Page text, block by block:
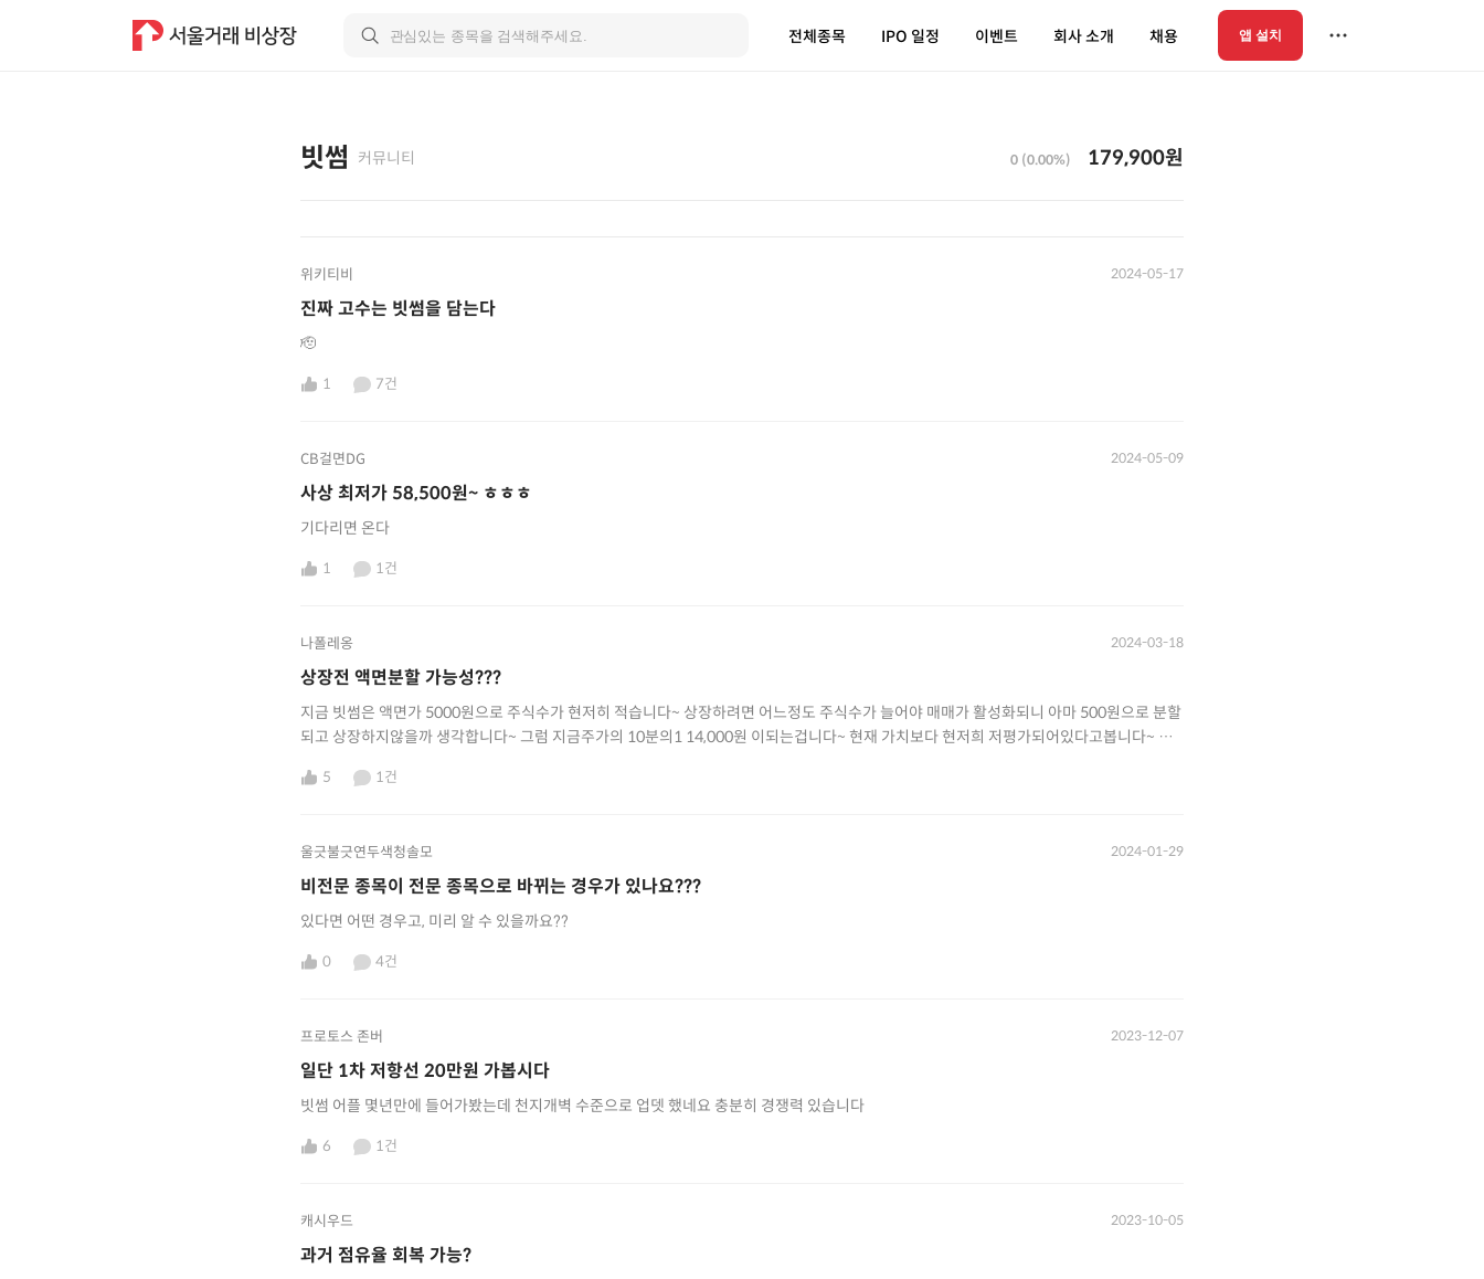
전체종목 IPO 일정 이벤트 회사 소개 채용 앱 설치
빗썸 커뮤니티 0 (0.00%) 179,900원
위키티비 2024-05-17
진짜 고수는 빗썸을 담는다
🫡
1 7건
CB걸면DG 2024-05-09
사상 최저가 58,500원~ ㅎㅎㅎ
기다리면 온다
1 1건
나폴레옹 2024-03-18
상장전 액면분할 가능성???
지금 빗썸은 액면가 5000원으로 주식수가 현저히 적습니다~ 상장하려면 어느정도 주식수가 늘어야 매매가 활성화되니 아마 500원으로 분할
되고 상장하지않을까 생각합니다~ 그럼 지금주가의 10분의1 14,000원 이되는겁니다~ 현재 가치보다 현저희 저평가되어있다고봅니다~ 만
금주가는 가치대비 현저희 낮다는데는 다들 공감하는데 손이 안나가죠~~ 투자는 본인몫이니까요~ 크레프톤처럼, 에코프로처럼 주식분할 기
5 1건
울긋불긋연두색청솔모 2024-01-29
비전문 종목이 전문 종목으로 바뀌는 경우가 있나요???
있다면 어떤 경우고, 미리 알 수 있을까요??
0 4건
프로토스 존버 2023-12-07
일단 1차 저항선 20만원 가봅시다
빗썸 어플 몇년만에 들어가봤는데 천지개벽 수준으로 업뎃 했네요 충분히 경쟁력 있습니다
6 1건
캐시우드 2023-10-05
과거 점유율 회복 가능?